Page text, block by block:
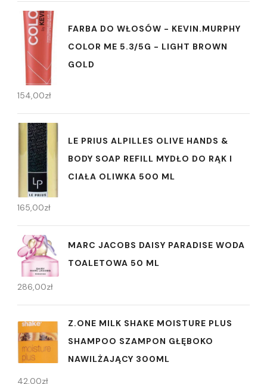
FARBA DO WŁOSÓW - KEVIN.MURPHY
COLOR ME 5.3/5G - LIGHT BROWN
GOLD
154,00zł
LE PRIUS ALPILLES OLIVE HANDS &
BODY SOAP REFILL MYDŁO DO RĄK I
CIAŁA OLIWKA 500 ML
165,00zł
MARC JACOBS DAISY PARADISE WODA
TOALETOWA 50 ML
286,00zł
Z.ONE MILK SHAKE MOISTURE PLUS
SHAMPOO SZAMPON GŁĘBOKO
NAWILŻAJĄCY 300ML
42,00zł